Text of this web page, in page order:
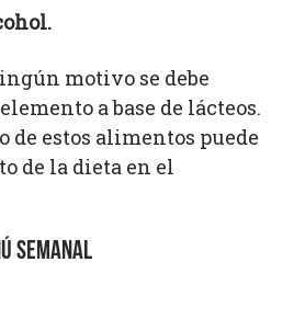
motivo se debe
a base de lácteos.
de estos alimentos puede
de la dieta en el
SEMANAL